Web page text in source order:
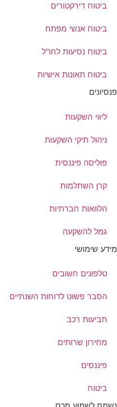
ביטוח דירקטורים
ביטוח אנשי מפתח
ביטוח נסיעות לחו"ל
ביטוח תאונות אישיות
פנסיונים
ליווי השקעות
ניהול תיקי השקעות
פוליסה פיננסית
קרן השתלמות
הלוואות חברתיות
גמל להשקעה
מידע שימושי
טלפונים חשובים
הסבר פשוט לדוחות השנתיים
תביעות רכב
מחירון שרותים
פיננסים
ביטוח